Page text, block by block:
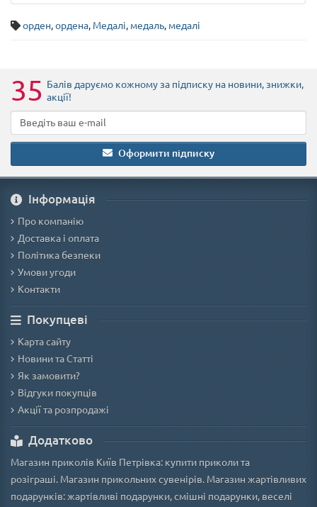
орден,ордена, Медалі, медаль, медалі
35 Балів даруємо кожному за підписку на новини, знижки,
акції!
Оформити підписку
Iнформація
Про компанію
Доставка і оплата
Політика безпеки
Умови угоди
Контакти
Покупцеві
Карта сайту
Новини та Статті
Як замовити?
Відгуки покупців
Акції та розпродажі
Додатково
Магазин приколів Київ Петрівка: купити приколи та
розіграші. Магазин прикольних сувенірів. Магазин жартівливих
подарунків: жартівливі подарунки, смішні подарунки, веселі